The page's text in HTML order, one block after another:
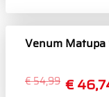
Venum Matupa
€
€ 54,99